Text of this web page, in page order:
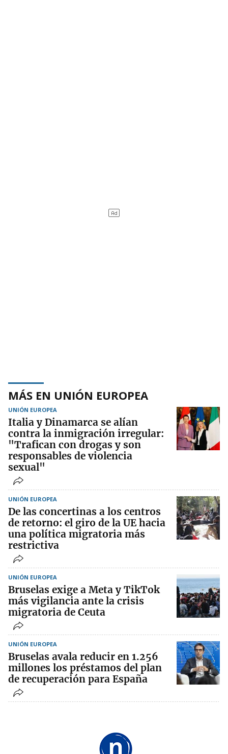
MÁS EN UNIÓN EUROPEA
UNIÓN EUROPEA
Italia y Dinamarca se alían
contra la inmigración irregular:
"Trafican con drogas y son
responsables de violencia
sexual"
UNIÓN EUROPEA
De las concertinas a los centros
de retorno: el giro de la UE hacia
una política migratoria más
restrictiva
UNIÓN EUROPEA
Bruselas exige a Meta y TikTok
más vigilancia ante la crisis
migratoria de Ceuta
UNIÓN EUROPEA
Bruselas avala reducir en 1.256
millones los préstamos del plan
de recuperación para España